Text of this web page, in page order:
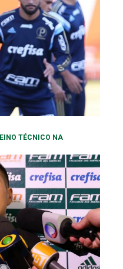
TÉCNICO NA